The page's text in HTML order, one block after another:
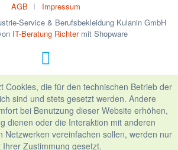
AGB
Impressum
Service & Berufsbekleidung Kulanin GmbH
IT-Beratung Richtermit Shopware
Cookies, die für den technischen Betrieb der
sind und stets gesetzt werden. Andere
bei Benutzung dieser Website erhöhen,
dienen oder die Interaktion mit anderen
Netzwerken vereinfachen sollen, werden nur
Ihrer Zustimmung gesetzt.